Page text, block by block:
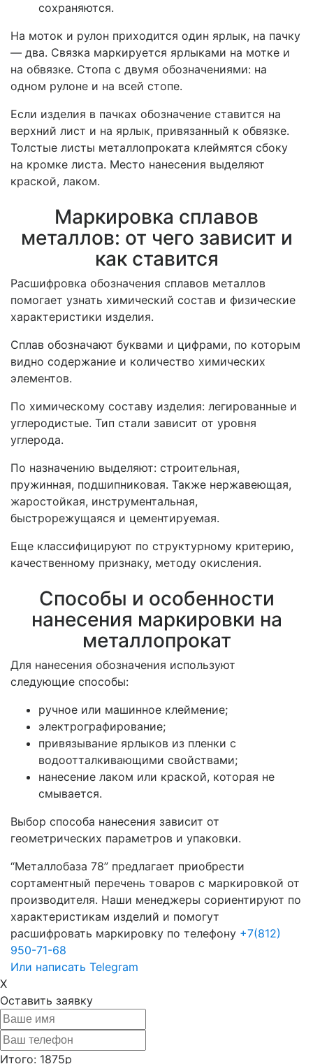
сохраняются.
На моток и рулон приходится один ярлык, на пачку
— два. Связка маркируется ярлыками на мотке и
на обвязке. Стопа с двумя обозначениями: на
одном рулоне и на всей стопе.
Если изделия в пачках обозначение ставится на
верхний лист и на ярлык, привязанный к обвязке.
Толстые листы металлопроката клеймятся сбоку
на кромке листа. Место нанесения выделяют
краской, лаком.
Маркировка сплавов
металлов: от чего зависит и
как ставится
Расшифровка обозначения сплавов металлов
помогает узнать химический состав и физические
характеристики изделия.
Сплав обозначают буквами и цифрами, по которым
видно содержание и количество химических
элементов.
По химическому составу изделия: легированные и
углеродистые. Тип стали зависит от уровня
углерода.
По назначению выделяют: строительная,
пружинная, подшипниковая. Также нержавеющая,
жаростойкая, инструментальная,
быстрорежущаяся и цементируемая.
Еще классифицируют по структурному критерию,
качественному признаку, методу окисления.
Способы и особенности
нанесения маркировки на
металлопрокат
Для нанесения обозначения используют
следующие способы:
ручное или машинное клеймение;
электрографирование;
привязывание ярлыков из пленки с
водоотталкивающими свойствами;
нанесение лаком или краской, которая не
смывается.
Выбор способа нанесения зависит от
геометрических параметров и упаковки.
“Металлобаза 78” предлагает приобрести
сортаментный перечень товаров с маркировкой от
производителя. Наши менеджеры сориентируют по
характеристикам изделий и помогут
расшифровать маркировку по телефону +7(812)
950-71-68
Или написать Telegram
X
Оставить заявку
Итого: 1875р